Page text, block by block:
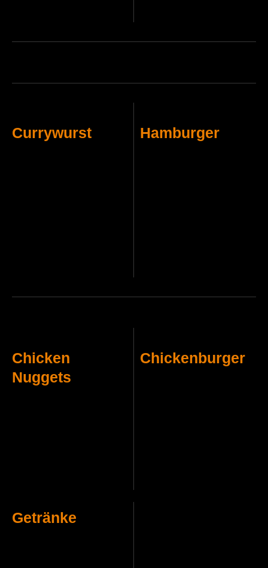
Currywurst Hamburger
Chicken
Nuggets
Chickenburger
Getränke